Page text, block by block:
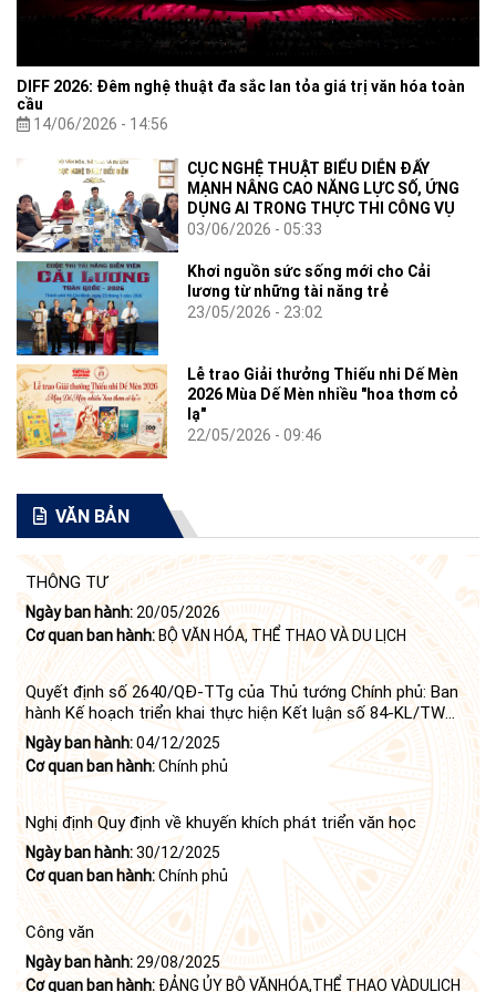
DIFF 2026: Đêm nghệ thuật đa sắc lan tỏa giá trị văn hóa toàn
cầu
14/06/2026 - 14:56
CỤC NGHỆ THUẬT BIỂU DIỄN ĐẨY
MẠNH NÂNG CAO NĂNG LỰC SỐ, ỨNG
DỤNG AI TRONG THỰC THI CÔNG VỤ
03/06/2026 - 05:33
Khơi nguồn sức sống mới cho Cải
lương từ những tài năng trẻ
23/05/2026 - 23:02
Lễ trao Giải thưởng Thiếu nhi Dế Mèn
2026 Mùa Dế Mèn nhiều "hoa thơm cỏ
lạ"
22/05/2026 - 09:46
VĂN BẢN
THÔNG TƯ
Ngày ban hành: 20/05/2026
Cơ quan ban hành:BỘ VĂN HÓA, THỂ THAO VÀ DU LỊCH
Quyết định số 2640/QĐ-TTg của Thủ tướng Chính phủ: Ban
hành Kế hoạch triển khai thực hiện Kết luận số 84-KL/TW
ngày 21 tháng 6 năm 2024 của Bộ Chính trị tiếp tục thực
hiện Nghị quyết số 23-NQ/TW ngày 16 tháng 6 năm 2008
của Bộ Chính trị (khóa X) về "tiếp tục xây dựng và phát triển
văn học, nghệ thuật trong thời kỳ mới"
Ngày ban hành:04/12/2025
Cơ quan ban hành:Chính phủ
Nghị định Quy định về khuyến khích phát triển văn học
Ngày ban hành:30/12/2025
Cơ quan ban hành:Chính phủ
Công văn
Ngày ban hành: 29/08/2025
Cơ quan ban hành: ĐẢNG ỦY BỘ VĂNHÓA,THỂ THAO VÀDULỊCH